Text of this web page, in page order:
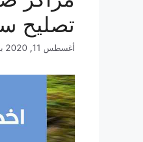
تصليح
أغسطس 11, 2020